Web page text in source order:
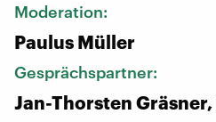
Moderation:
Paulus Müller
Gesprächspartner:
Jan-Thorsten